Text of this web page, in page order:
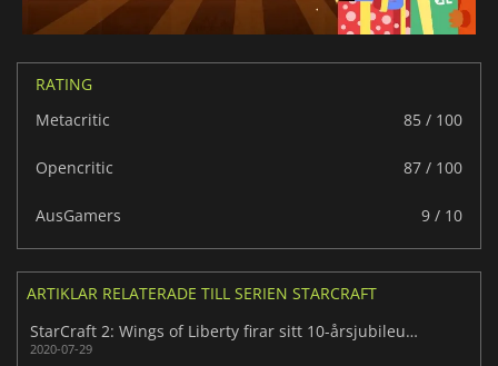
RATING
Metacritic
85 / 100
Opencritic 87 / 100
AusGamers 9 / 10
ARTIKLAR RELATERADE TILL SERIEN STARCRAFT
StarCraft 2: Wings of Liberty firar sitt 10-årsjubileum med en del ändringar
2020-07-29